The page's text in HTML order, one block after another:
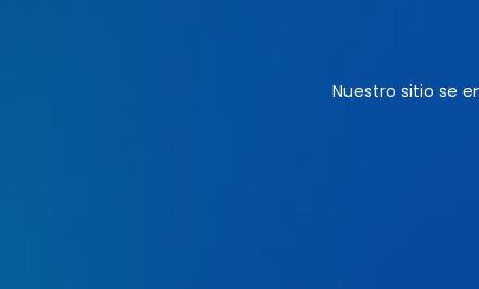
Nuestro sitio se